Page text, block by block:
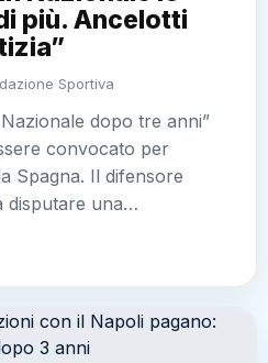
più. Ancelotti
Sportiva
dopo tre anni”
convocato per
Spagna. Il difensore
disputare una…